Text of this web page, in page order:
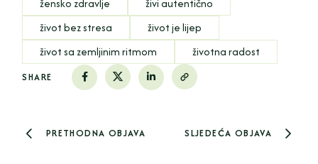
žensko zdravlje
živi autentično
život bez stresa
život je lijep
život sa zemljinim ritmom
životna radost
SHARE
PRETHODNA OBJAVA SLJEDEĆA OBJAVA